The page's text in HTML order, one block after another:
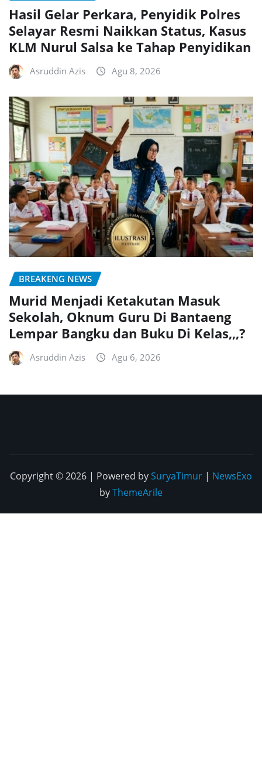
Hasil Gelar Perkara, Penyidik Polres
Selayar Resmi Naikkan Status, Kasus
KLM Nurul Salsa ke Tahap Penyidikan
Asruddin Azis Agu 8, 2026
BREAKENG NEWS
Murid Menjadi Ketakutan Masuk
Sekolah, Oknum Guru Di Bantaeng
Lempar Bangku dan Buku Di Kelas,,,?
Asruddin Azis Agu 6, 2026
Copyright © 2026 | Powered bySuryaTimur | NewsExo
byThemeArile